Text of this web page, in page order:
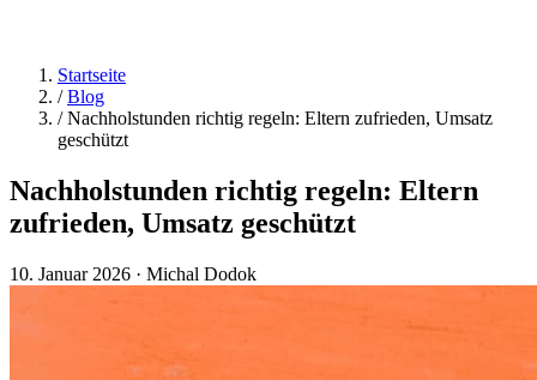
Startseite
/ Blog
/ Nachholstunden richtig regeln: Eltern zufrieden, Umsatz
geschützt
Nachholstunden richtig regeln: Eltern
zufrieden, Umsatz geschützt
10. Januar 2026 · Michal Dodok